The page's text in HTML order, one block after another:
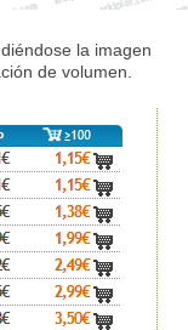
la imagen
de volumen.